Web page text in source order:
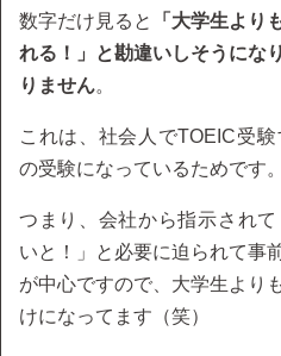
数字だけ見ると
「大学生より
れる！」と勘違いしそうにな
りません。
これは、社会人でTOEIC受
の受験になっているためです。
つまり、会社から指示され
いと！」と必要に迫られて事
が中心ですので、大学生より
けになってます（笑）